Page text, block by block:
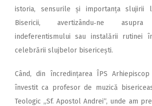
istoria, sensurile și importanța slujirii
Bisericii, avertizându‑ne asupra
indeferentismului sau instalării rutinei
celebrării slujbelor bisericești.
Când, din încredințarea ÎPS
învestit ca profesor de muzică
Teologic „Sf. Apostol Andrei“, unde am